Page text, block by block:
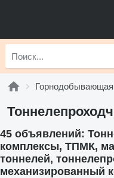
Горнодобывающая
45 объявлений:
комплексы, ТПМК,
тоннелей,
механизированный